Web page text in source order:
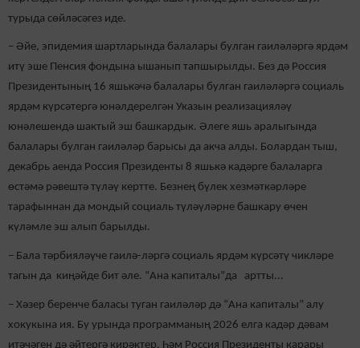
турыда сөйләсәгез иде.
– Әйе, эпидемия шартларында балалары булган гаиләләргә ярдәм
итү эше Пенсия фондына ышанып тапшырылды. Без дә Россия
Президентының 16 яшькәчә балалары булган гаиләләргә социаль
ярдәм күрсәтергә юнәлдерелгән Указын реализацияләү
юнәлешендә шактый эш башкардык. Әлеге яшь аралыгында
балалары булган гаиләләр барысы да акча алды. Болардан тыш,
декабрь аенда Россия Президенты 8 яшькә кадәрге балаларга
өстәмә рәвештә түләү кертте. Безнең бүлек хезмәткәрләре
тарафыннан да мондый социаль түләүләрне башкару өчен
күләмле эш алып барылды.
– Бала тәрбияләүче гаилә-ләргә социаль ярдәм күрсәтү чикләре
тагын да киңәйде бит әле. “Ана капиталы”да артты...
– Хәзер беренче баласы туган гаиләләр дә “Ана капиталы” алу
хокукына ия. Бу урында программаның 2026 елга кадәр дәвам
итәчәген дә әйтергә кирәктер. Һәм Россия Президенты карары